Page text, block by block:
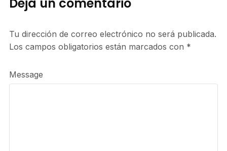
Tu dirección de correo electrónico no será publicada.
Los campos obligatorios están marcados con *
Message